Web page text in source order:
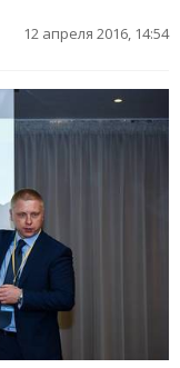
12 апреля 2016, 14:54